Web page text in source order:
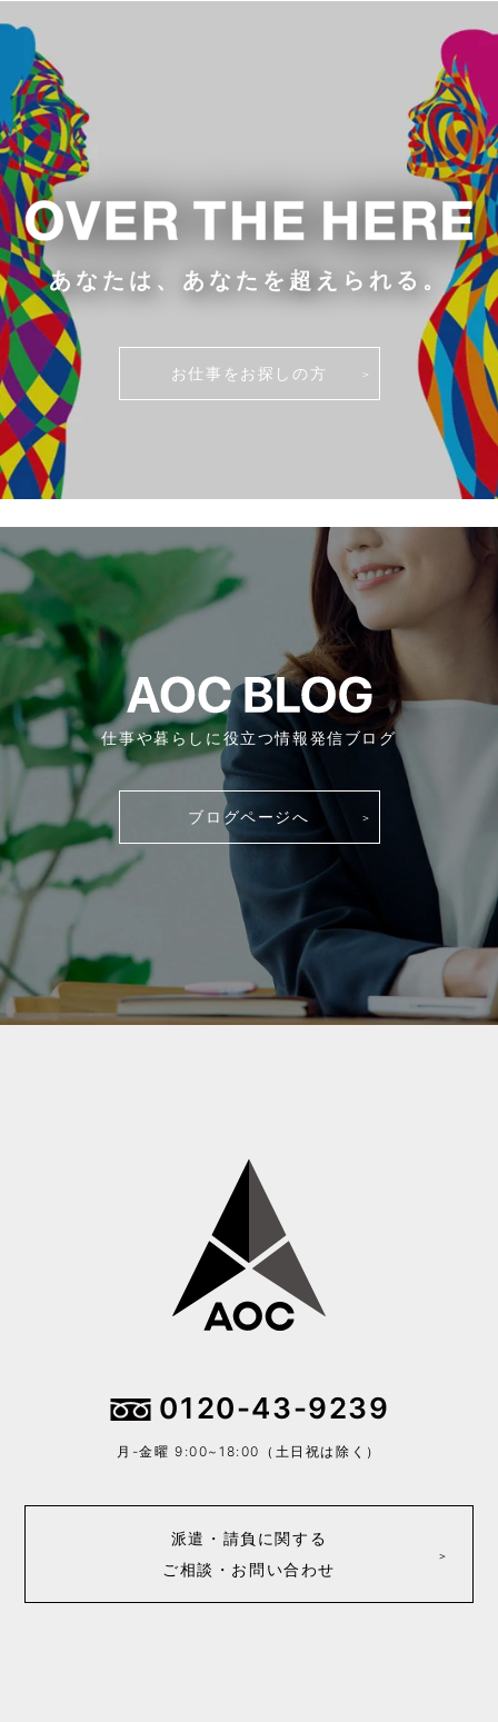
あなたは、あなたを超えられる。
お仕事をお探しの方
仕事や暮らしに役立つ情報発信ブログ
ブログページへ
0120-43-9239
月-金曜 9:00~18:00（土日祝は除く）
派遣・請負に関する
ご相談・お問い合わせ